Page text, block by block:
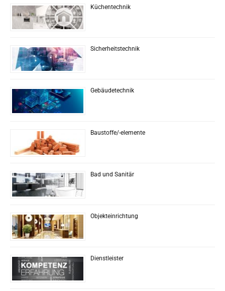
Küchentechnik
Sicherheitstechnik
Gebäudetechnik
Baustoffe/-elemente
Bad und Sanitär
Objekteinrichtung
Dienstleister